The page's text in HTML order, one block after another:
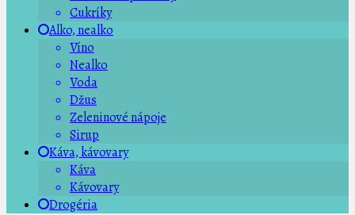
Cukríky
Alko, nealko
Víno
Nealko
Voda
Džus
Zeleninové nápoje
Sirup
Káva, kávovary
Káva
Kávovary
Drogéria